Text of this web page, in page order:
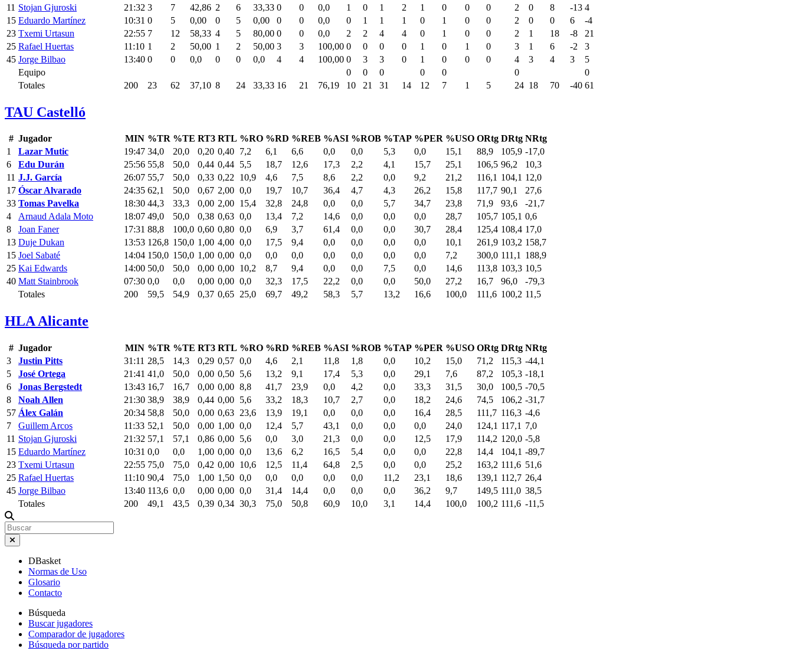
11 Stojan Gjuroski 21:32 3 7 42,86 2 6 33,33 0 0 0,0 1 0 1 2 1 0 0 0 2 0 8 -13 4
15 Eduardo Martínez 10:31 0 5 0,00 0 5 0,00 0 0 0,0 0 1 1 1 0 1 0 0 2 0 0 6
-4
23 Txemi Urtasun 22:55 7 12 58,33 4 5 80,00 0 0 0,0 2 2 4 4 0 1 0 0 2 1 18 -8
21
25 Rafael Huertas 11:10 1 2 50,00 1 2 50,00 3 3 100,00 0 0 0 0 1 0 1 0 3 1 6 -2
3
45 Jorge Bilbao 13:40 0 0 0,0 0 0 0,0 4 4 100,00 0 3 3 0 1 0 0 0 4 3 4 3
5
Equipo
0 0 0 0 0 0
0
Totales
200 23 62 37,10 8 24 33,33 16 21 76,19 10 21 31 14 12 7 1 5 24 18 70 -40 61
TAU Castelló
# Jugador MIN %TR %TE RT3 RTL %RO %RD %REB %ASI %ROB %TAP %PER %USO ORtg DRtg NRtg
1
Lazar Mutic 19:47 34,0 20,0 0,20 0,40 7,2 6,1 6,6 0,0 0,0 5,3 0,0 15,1 88,9 105,9 -17,0
6
Edu Durán 25:56 55,8 50,0 0,44 0,44 5,5 18,7 12,6 17,3 2,2 4,1 15,7 25,1 106,5 96,2
10,3
11 J.J. García 26:07 55,7 50,0 0,33 0,22 10,9 4,6 7,5 8,6 2,2 0,0 9,2 21,2 116,1 104,1 12,0
17 Óscar Alvarado 24:35 62,1 50,0 0,67 2,00 0,0 19,7 10,7 36,4 4,7 4,3 26,2 15,8 117,7 90,1
27,6
33 Tomas Pavelka 18:30 44,3 33,3 0,00 2,00 15,4 32,8 24,8 0,0 0,0 5,7 34,7 23,8 71,9 93,6
-21,7
4
Arnaud Adala Moto 18:07 49,0 50,0 0,38 0,63 0,0 13,4 7,2 14,6 0,0 0,0 0,0 28,7 105,7 105,1 0,6
8
Joan Faner 17:31 88,8 100,0 0,60 0,80 0,0 6,9 3,7 61,4 0,0 0,0 30,7 28,4 125,4 108,4 17,0
13 Duje Dukan 13:53 126,8 150,0 1,00 4,00 0,0 17,5 9,4 0,0 0,0 0,0 0,0 10,1 261,9 103,2 158,7
15 Joel Sabaté 14:04 150,0 150,0 1,00 0,00 0,0 0,0 0,0 0,0 0,0 0,0 0,0 7,2 300,0 111,1 188,9
25 Kai Edwards 14:00 50,0 50,0 0,00 0,00 10,2 8,7 9,4 0,0 0,0 7,5 0,0 14,6 113,8 103,3 10,5
40 Matt Stainbrook 07:30 0,0 0,0 0,00 0,00 0,0 32,3 17,5 22,2 0,0 0,0 50,0 27,2 16,7 96,0
-79,3
Totales
200 59,5 54,9 0,37 0,65 25,0 69,7 49,2 58,3 5,7 13,2 16,6 100,0 111,6 100,2 11,5
HLA Alicante
# Jugador MIN %TR %TE RT3 RTL %RO %RD %REB %ASI %ROB %TAP %PER %USO ORtg DRtg NRtg
3
Justin Pitts 31:11 28,5 14,3 0,29 0,57 0,0 4,6 2,1 11,8 1,8 0,0 10,2 15,0 71,2 115,3 -44,1
5
José Ortega 21:41 41,0 50,0 0,00 0,50 5,6 13,2 9,1 17,4 5,3 0,0 29,1 7,6 87,2 105,3 -18,1
6
Jonas Bergstedt 13:43 16,7 16,7 0,00 0,00 8,8 41,7 23,9 0,0 4,2 0,0 33,3 31,5 30,0 100,5 -70,5
8
Noah Allen 21:30 38,9 38,9 0,44 0,00 5,6 33,2 18,3 10,7 2,7 0,0 18,2 24,6 74,5 106,2 -31,7
57 Álex Galán 20:34 58,8 50,0 0,00 0,63 23,6 13,9 19,1 0,0 0,0 0,0 16,4 28,5 111,7 116,3 -4,6
7
Guillem Arcos 11:33 52,1 50,0 0,00 1,00 0,0 12,4 5,7 43,1 0,0 0,0 0,0 24,0 124,1 117,1 7,0
11 Stojan Gjuroski 21:32 57,1 57,1 0,86 0,00 5,6 0,0 3,0 21,3 0,0 0,0 12,5 17,9 114,2 120,0 -5,8
15 Eduardo Martínez 10:31 0,0 0,0 1,00 0,00 0,0 13,6 6,2 16,5 5,4 0,0 0,0 22,8 14,4 104,1 -89,7
23 Txemi Urtasun 22:55 75,0 75,0 0,42 0,00 10,6 12,5 11,4 64,8 2,5 0,0 0,0 25,2 163,2 111,6 51,6
25 Rafael Huertas 11:10 90,4 75,0 1,00 1,50 0,0 0,0 0,0 0,0 0,0 11,2 23,1 18,6 139,1 112,7 26,4
45 Jorge Bilbao 13:40 113,6 0,0 0,00 0,00 0,0 31,4 14,4 0,0 0,0 0,0 36,2 9,7 149,5 111,0 38,5
Totales
200 49,1 43,5 0,39 0,34 30,3 75,0 50,8 60,9 10,0 3,1 14,4 100,0 100,2 111,6 -11,5
DBasket
Normas de Uso
Glosario
Contacto
Búsqueda
Buscar jugadores
Comparador de jugadores
Búsqueda por partido